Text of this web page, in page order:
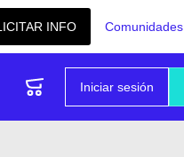
INFO Comunidades
Iniciar sesión